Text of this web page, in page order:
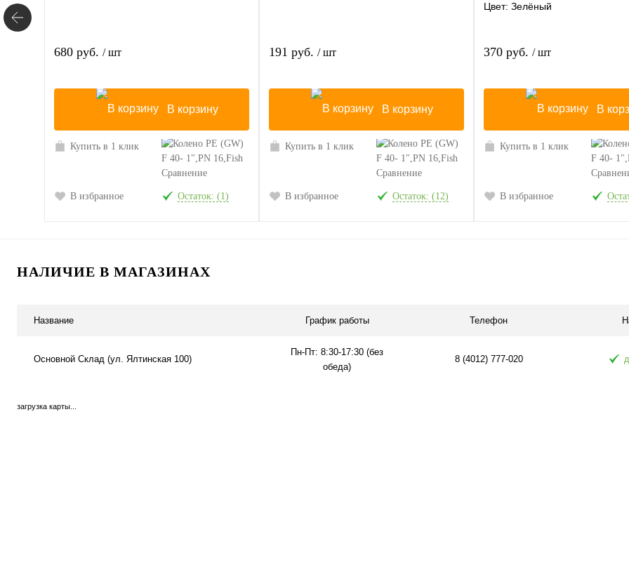
680 руб. / шт
В корзину
Купить в 1 клик
Сравнение
В избранное Остаток: (1)
191 руб. / шт
В корзину
Купить в 1 клик
Сравнение
В избранное Остаток: (12)
Цвет: Зелёный
370 руб. / шт
В
Купить в 1 клик
В избранное
НАЛИЧИЕ В МАГАЗИНАХ
Название График работы Телефон
Основной Склад (ул. Ялтинская 100)
Пн-Пт: 8:30-17:30 (без
обеда)
8 (4012) 777-020
загрузка карты...